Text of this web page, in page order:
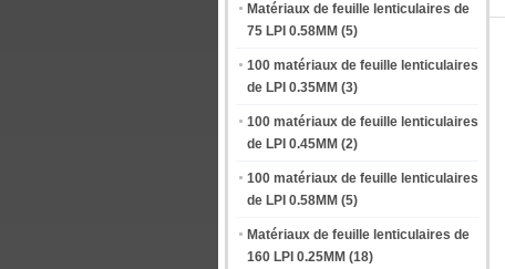
Matériaux de feuille lenticulaires de
75 LPI 0.58MM (5)
100 matériaux de feuille lenticulaires
de LPI 0.35MM (3)
100 matériaux de feuille lenticulaires
de LPI 0.45MM (2)
100 matériaux de feuille lenticulaires
de LPI 0.58MM (5)
Matériaux de feuille lenticulaires de
160 LPI 0.25MM (18)